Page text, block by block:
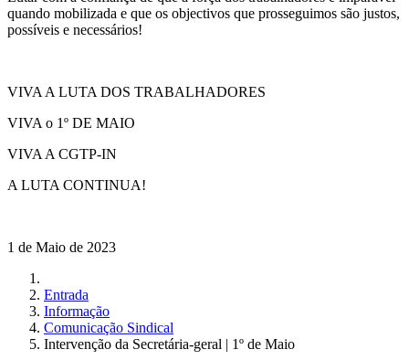
quando mobilizada e que os objectivos que prosseguimos são justos,
possíveis e necessários!
VIVA A LUTA DOS TRABALHADORES
VIVA o 1º DE MAIO
VIVA A CGTP-IN
A LUTA CONTINUA!
1 de Maio de 2023
Entrada
Informação
Comunicação Sindical
Intervenção da Secretária-geral | 1º de Maio